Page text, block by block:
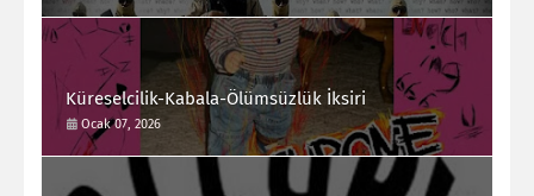
Küreselcilik-Kabala-Ölümsüzlük İksiri
Ocak 07, 2026